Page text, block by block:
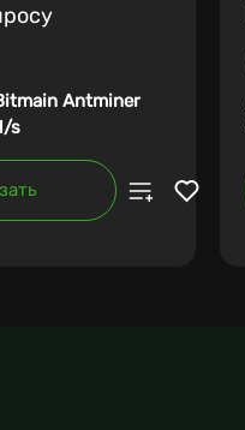
Antminer
s